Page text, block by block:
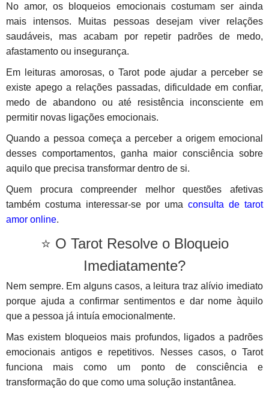
No amor, os bloqueios emocionais costumam ser ainda
mais intensos. Muitas pessoas desejam viver relações
saudáveis, mas acabam por repetir padrões de medo,
afastamento ou insegurança.
Em leituras amorosas, o Tarot pode ajudar a perceber se
existe apego a relações passadas, dificuldade em confiar,
medo de abandono ou até resistência inconsciente em
permitir novas ligações emocionais.
Quando a pessoa começa a perceber a origem emocional
desses comportamentos, ganha maior consciência sobre
aquilo que precisa transformar dentro de si.
Quem procura compreender melhor questões afetivas
também costuma interessar-se por uma consulta de tarot
amor online.
⭐ O Tarot Resolve o Bloqueio
Imediatamente?
Nem sempre. Em alguns casos, a leitura traz alívio imediato
porque ajuda a confirmar sentimentos e dar nome àquilo
que a pessoa já intuía emocionalmente.
Mas existem bloqueios mais profundos, ligados a padrões
emocionais antigos e repetitivos. Nesses casos, o Tarot
funciona mais como um ponto de consciência e
transformação do que como uma solução instantânea.